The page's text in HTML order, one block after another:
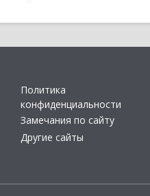
Политика
конфиденциальности
Замечания по сайту
Другие сайты